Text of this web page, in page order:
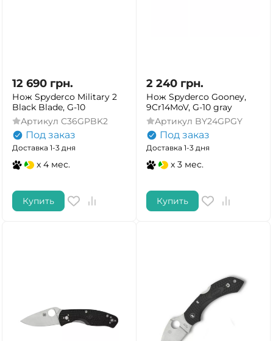
12 690 грн.
Нож Spyderco Military 2
Black Blade, G-10
Артикул C36GPBK2
Под заказ
Доставка 1-3 дня
x 4 мес.
Купить
2 240 грн.
Нож Spyderco Gooney,
9Cr14MoV, G-10 gray
Артикул BY24GPGY
Под заказ
Доставка 1-3 дня
x 3 мес.
Купить